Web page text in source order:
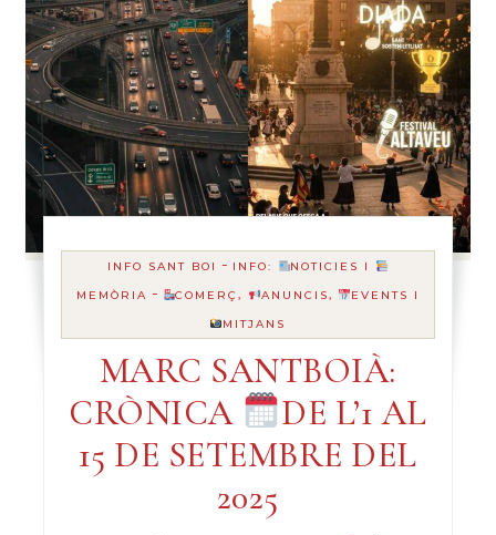
INFO SANT BOI - INFO:
NOTICIES I
MEMÒRIA - COMERÇ, ANUNCIS,
EVENTS I
MITJANS
MARC SANTBOIÀ:
CRÒNICA
DE L’1 AL
15 DE SETEMBRE DEL
2025